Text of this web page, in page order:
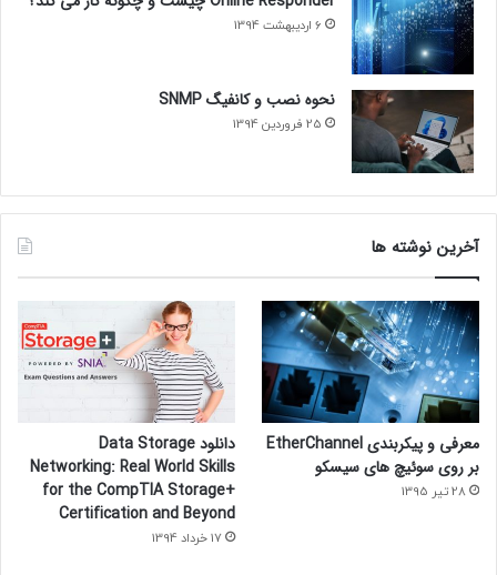
6 اردیبهشت 1394
نحوه نصب و کانفیگ SNMP
25 فروردین 1394
آخرین نوشته ها
معرفی و پیکربندی EtherChannel
بر روی سوئیچ های سیسکو
28 تیر 1395
دانلود Data Storage
Networking: Real World Skills
for the CompTIA Storage+
Certification and Beyond
17 خرداد 1394